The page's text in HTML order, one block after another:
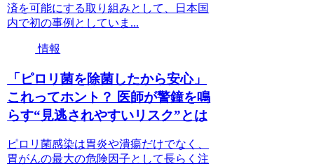
済を可能にする取り組みとして、日本国
内で初の事例としていま...
情報
「ピロリ菌を除菌したから安心」
これってホント？ 医師が警鐘を鳴
らす“見逃されやすいリスク”とは
ピロリ菌感染は胃炎や潰瘍だけでなく、
胃がんの最大の危険因子として長らく注